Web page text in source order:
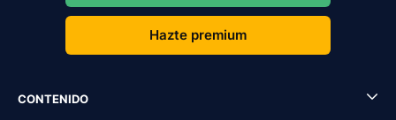
Hazte premium
CONTENIDO